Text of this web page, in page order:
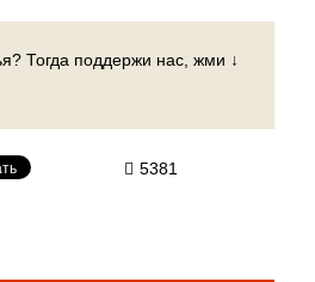
Тогда поддержи нас, жми ↓
5381